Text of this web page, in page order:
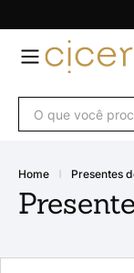
presentes